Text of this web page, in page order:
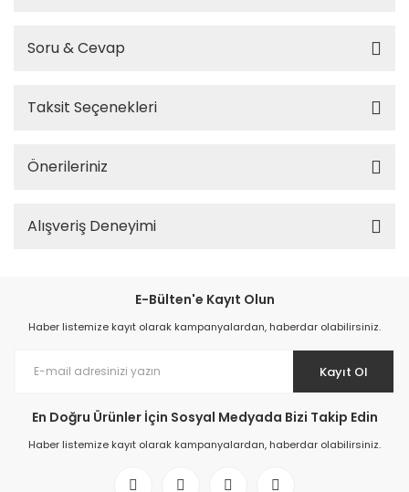
Soru & Cevap
Taksit Seçenekleri
Önerileriniz
Alışveriş Deneyimi
E-Bülten'e Kayıt Olun
Haber listemize kayıt olarak kampanyalardan, haberdar olabilirsiniz.
Kayıt Ol
En Doğru Ürünler İçin Sosyal Medyada Bizi Takip Edin
Haber listemize kayıt olarak kampanyalardan, haberdar olabilirsiniz.